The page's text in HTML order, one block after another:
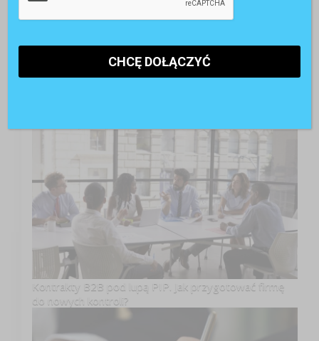
TOP 3 miesiąca
Kontrakty B2B pod lupą PIP. Jak przygotować firmę
do nowych kontroli?